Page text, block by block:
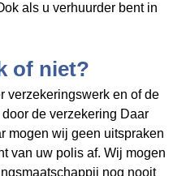
als u verhuurder bent in
of niet?
verzekeringswerk en of de
de verzekering Daar
mogen wij geen uitspraken
van uw polis af. Wij mogen
nog nooit